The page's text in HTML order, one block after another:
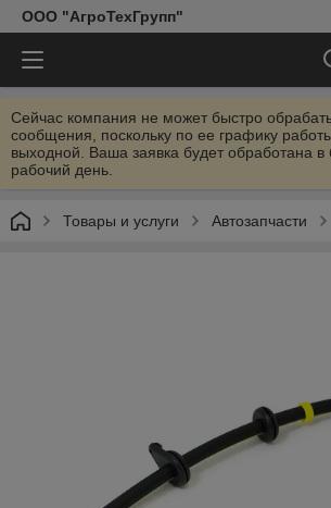
ООО "АгроТехГрупп"
Сейчас компания не может быстро
сообщения, поскольку по ее графику
выходной. Ваша заявка будет обработана
рабочий день.
Товары и услуги Автозапчасти